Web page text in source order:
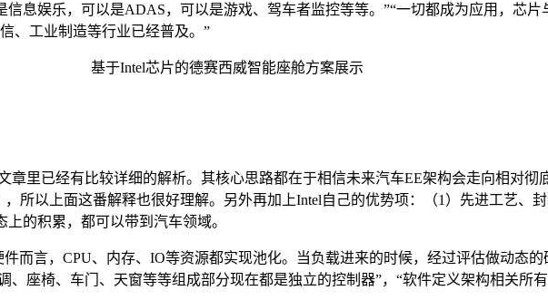
息娱乐，可以是ADAS，可以是游戏、驾车者监控等等。”“一切都成为应用，芯
、工业制造等行业已经普及。”
基于Intel芯片的德赛西威智能座舱方案展示
章里已经有比较详细的解析。其核心思路都在于相信未来汽车EE架构会走向相对彻
所以上面这番解释也很好理解。另外再加上Intel自己的优势项：（1）先进工艺、
的积累，都可以带到汽车领域。
而言，CPU、内存、IO等资源都实现池化。当负载进来的时候，经过评估做动态
座椅、车门、天窗等等组成部分现在都是独立的控制器”，“软件定义架构相关所